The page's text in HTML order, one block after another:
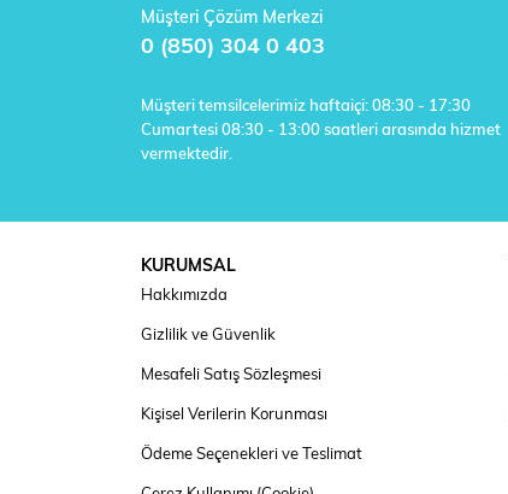
Müşteri Çözüm Merkezi
0 (850) 304 0 403
Müşteri temsilcelerimiz haftaiçi: 08:30 - 17:30
Cumartesi 08:30 - 13:00 saatleri arasında hizmet
vermektedir.
KURUMSAL
Hakkımızda
Gizlilik ve Güvenlik
Mesafeli Satış Sözleşmesi
Kişisel Verilerin Korunması
Ödeme Seçenekleri ve Teslimat